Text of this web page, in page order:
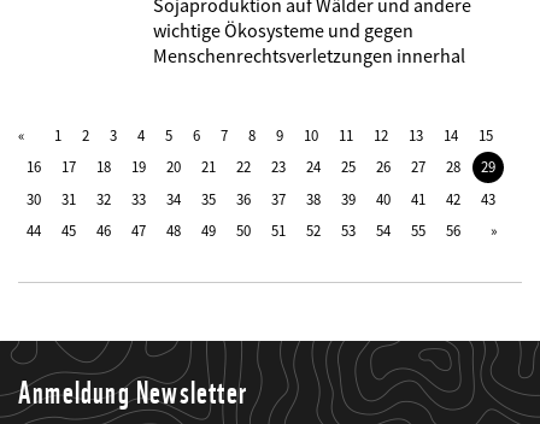
Sojaproduktion auf Wälder und andere
wichtige Ökosysteme und gegen
Menschenrechtsverletzungen innerhal
1 2 3 4 5 6 7 8 9 10 11 12 13 14
15
16
17 18 19 20 21 22 23 24 25 26 27 28
29
30
31 32 33 34 35 36 37 38 39 40 41 42
43
44
45 46 47 48 49 50 51 52 53 54 55 56
Anmeldung Newsletter